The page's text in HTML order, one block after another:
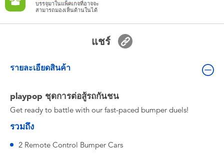
ตัวละครเพี่อการสะสม
บรรจุมาในแพ็คเกจที่อาจจะ
สามารถมองเห็นด้านในได้
แชร์
รายละเอียดสินค้า
playpop ชุดการต่อสู้รถกันชน
Get ready to battle with our fast-paced bumper duels!
รวมถึง
2 Remote Control Bumper Cars